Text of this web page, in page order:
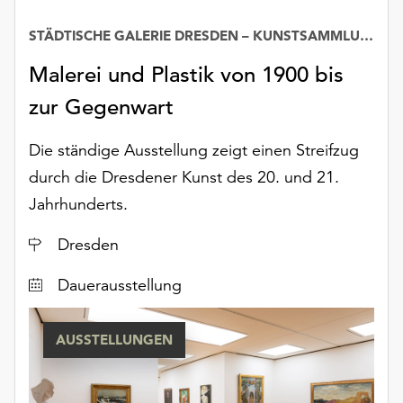
Sie
verwendeten
Cookies
anpassen,
Sie
die
Einstellungen
die
„Auswählen“.
Weitere
Informationen
finden
Malerei und Plastik von 1900 bis
zur Gegenwart
STÄDTISCHE GALERIE DRESDEN – KUNSTSAMMLUNG
Die ständige Ausstellung zeigt einen Streifzug
durch die Dresdener Kunst des 20. und 21.
Jahrhunderts.
Ort
Dresden
Datum
Dauerausstellung
AUSSTELLUNGEN